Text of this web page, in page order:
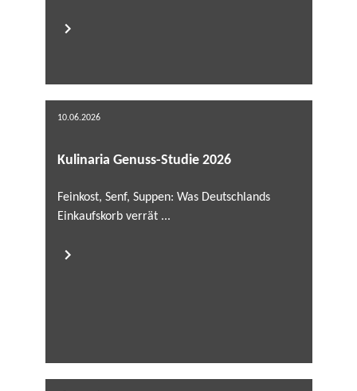
10.06.2026
Kulinaria Genuss-Studie 2026
Feinkost, Senf, Suppen: Was Deutschlands
Einkaufskorb verrät ...